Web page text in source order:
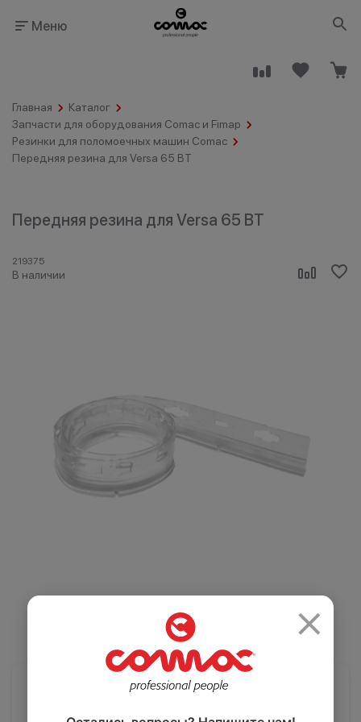
Меню
Главная
Каталог
Запчасти для оборудования Comac и Fimap
Резинки для поломоечных машин Comac
Передняя резина для Versa 65 BT
Передняя резина для Versa 65 BT
219375
В наличии
назначения
Здравоохранение
Салоны красоты
и спортзалы
Автомобильная
промышленность
×